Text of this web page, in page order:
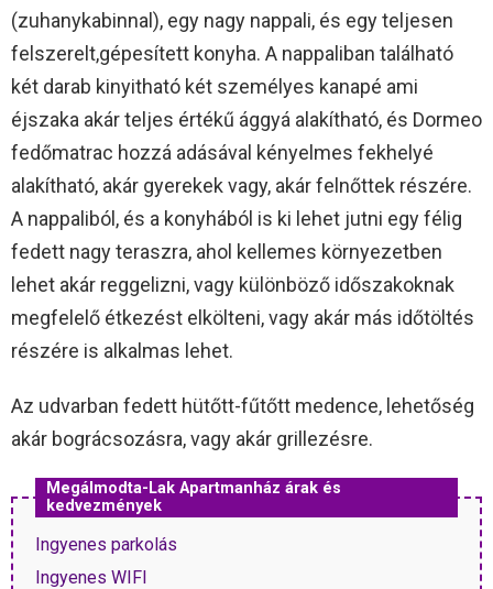
(zuhanykabinnal), egy nagy nappali, és egy teljesen
felszerelt,gépesített konyha. A nappaliban található
két darab kinyitható két személyes kanapé ami
éjszaka akár teljes értékű ággyá alakítható, és Dormeo
fedőmatrac hozzá adásával kényelmes fekhelyé
alakítható, akár gyerekek vagy, akár felnőttek részére.
A nappaliból, és a konyhából is ki lehet jutni egy félig
fedett nagy teraszra, ahol kellemes környezetben
lehet akár reggelizni, vagy különböző időszakoknak
megfelelő étkezést elkölteni, vagy akár más időtöltés
részére is alkalmas lehet.
Az udvarban fedett hütőtt-fűtőtt medence, lehetőség
akár bográcsozásra, vagy akár grillezésre.
Megálmodta-Lak Apartmanház árak és
kedvezmények
Ingyenes parkolás
Ingyenes WIFI